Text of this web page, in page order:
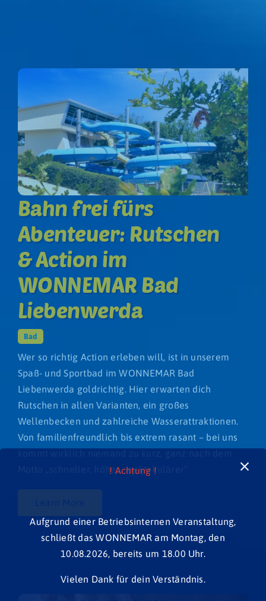
Bahn frei fürs
Abenteuer: Rutschen
& Action im
WONNEMAR Bad
Liebenwerda
Bad
Wer so richtig Action erleben will, ist in unserem
Spaß- und Sportbad im WONNEMAR Bad
Liebenwerda goldrichtig. Hier erwarten dich
Rutschen in allen Varianten, ein großes
Wellenbecken und zahlreiche Wasserattraktionen.
Von familienfreundlich bis extrem rasant – bei uns
Motto „schneller, höher, spektakulärer“.
! Achtung !
Aufgrund einer Betriebsinternen Veranstaltung,
schließt das WONNEMAR am Montag, den
10.08.2026, bereits um 18.00 Uhr.
Vielen Dank für dein Verständnis.